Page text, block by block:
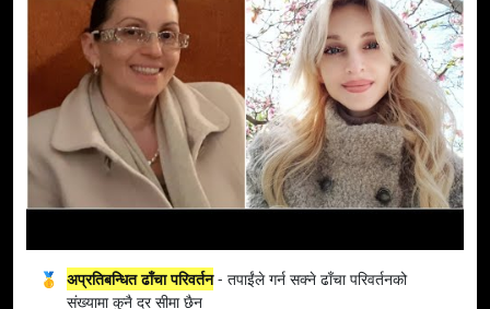
🥇 अप्रतिबन्धित ढाँचा परिवर्तन- तपाईंले गर्न सक्ने ढाँचा परिवर्तनको
संख्यामा कुनै दर सीमा छैन